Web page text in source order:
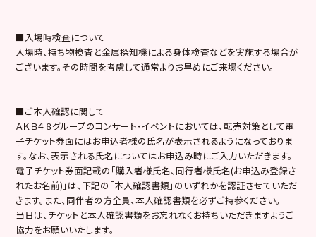
■入場時検査について
入場時、持ち物検査と金属探知機による身体検査などを実施する場合が
ございます。その時間を考慮して通常よりお早めにご来場ください。
■ご本人確認に関して
ＡＫＢ４８グループのコンサート・イベントにおいては、転売対策として電
子チケット券面にはお申込者様の氏名が表示されるようになっておりま
す。なお、表示される氏名についてはお申込み時にご入力いただきます。
電子チケット券面記載の「購入者様氏名、同行者様氏名(お申込み登録さ
れたお名前)」は、下記の「本人確認書類」のいずれかを認証させていただ
きます。また、同伴者の方全員、本人確認書類を必ずご持参ください。
当日は、チケットと本人確認書類をお忘れなくお持ちいただきますようご
協力をお願いいたします。